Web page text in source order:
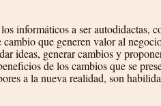
informáticos a ser autodidactas,
que generen valor al
ideas, generar cambios y
de los cambios que se
a la nueva realidad, son